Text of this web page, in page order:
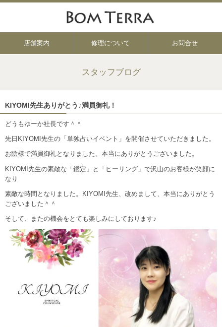
店舗案内 修理について お問合せ
スタッフブログ
KIYOMI先生ありがとう♪満員御礼！
どうもゆーか社長です＾＾
先日KIYOMI先生の「単独占いイベント」を開催させていただきました。
お陰様で満員御礼となりました。本当にありがとうございました。
KIYOMI先生の素敵な「鑑定」と「ヒーリング」で沢山のお客様が笑顔に
なり
素敵な時間となりました。KIYOMI先生、改めまして、本当にありがとう
ございました＾＾
そして、またの機会をとても楽しみにしております♪